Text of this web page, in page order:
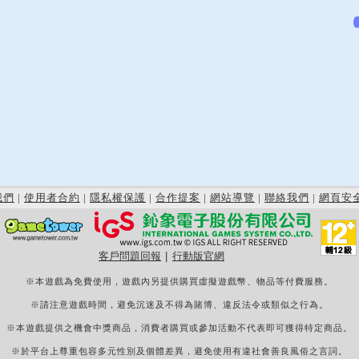
們 | 使用者合約 | 隱私權保護 | 合作提案 | 網站導覽 | 聯絡我們 | 網頁安
客戶問題回報 行動版官網
※本遊戲為免費使用，遊戲內另提供購買虛擬遊戲幣、物品等付費服務。
※請注意遊戲時間，避免沉迷及不得為賭博、違反法令或類似之行為。
※本遊戲提供之機會中獎商品，消費者購買或參加活動不代表即可獲得特定商品。
※於平台上尊重包容多元性別及個體差異，避免使用有違社會善良風俗之言詞。